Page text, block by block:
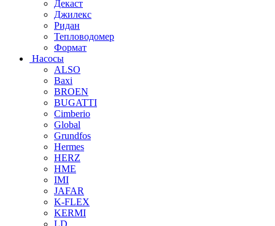
Декаст
Джилекс
Ридан
Тепловодомер
Формат
Насосы
ALSO
Baxi
BROEN
BUGATTI
Cimberio
Global
Grundfos
Hermes
HERZ
HME
IMI
JAFAR
K-FLEX
KERMI
LD